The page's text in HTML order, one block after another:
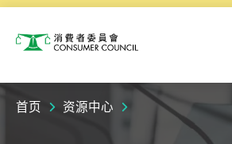
消费者委员会
首页 资源中心